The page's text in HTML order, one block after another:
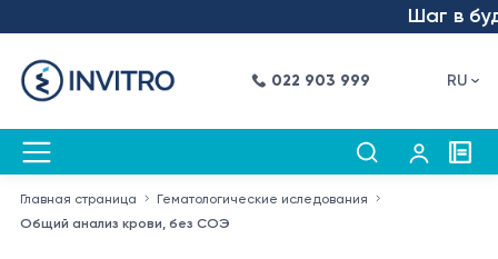
Шаг в
022 903 999 RU
Главная страница
Гематологические иследования
Общий анализ крови, без СОЭ